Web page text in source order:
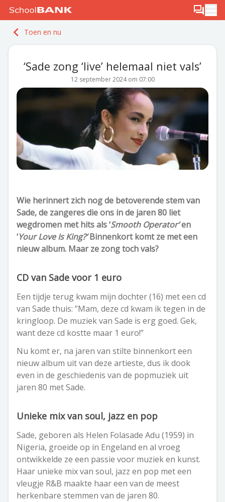
Ga naar de inhoud Berichten
Meld je gratis aan
Toen en nu
‘Sade zong ‘live’ helemaal niet vals’
12 september 2024 om 07:00
Wie herinnert zich nog de betoverende stem van
Sade, de zangeres die ons in de jaren 80 liet
wegdromen met hits als ‘Smooth Operator’en
‘Your Love Is King?’Binnenkort komt ze met een
nieuw album. Maar ze zong toch vals?
CD van Sade voor 1 euro
Een tijdje terug kwam mijn dochter (16) met een cd
van Sade thuis: ”Mam, deze cd kwam ik tegen in de
kringloop. De muziek van Sade is erg goed. Gek,
want deze cd kostte maar 1 euro!”
Nu komt er, na jaren van stilte binnenkort een
nieuw album uit van deze artieste, dus ik dook
even in de geschiedenis van de popmuziek uit
jaren 80 met Sade.
Unieke mix van soul, jazz en pop
Sade, geboren als Helen Folasade Adu (1959) in
Nigeria, groeide op in Engeland en al vroeg
ontwikkelde ze een passie voor muziek en kunst.
Haar unieke mix van soul, jazz en pop met een
vleugje R&B maakte haar een van de meest
herkenbare stemmen van de jaren 80.